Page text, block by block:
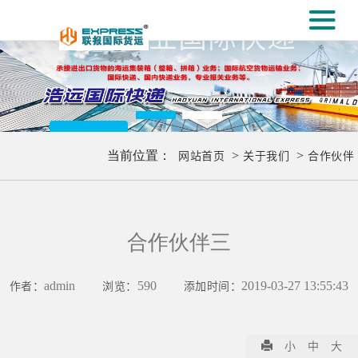
义乌专业国际快递
美国小包，USPS,DPD
当前位置： 网站首页 > 关于我们 > 合作伙伴
合作伙伴三
作者：admin 浏览： 590 添加时间：2019-03-27 13:55:43
小 中 大